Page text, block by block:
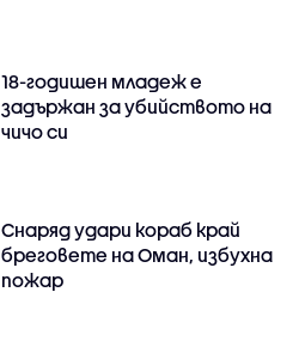
18-годишен младеж е
задържан за убийството на
чичо си
Снаряд удари кораб край
бреговете на Оман, избухна
пожар